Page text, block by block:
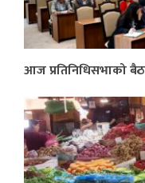
आज प्रतिनिधिसभाको